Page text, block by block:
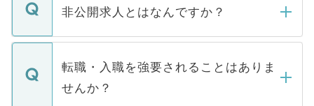
登録内容を確認し、その後メールもしくは
ます。通常、5営業日以内にはご連絡をせて
いただきますので、しばらくお待ちくださ
い。
非公開求人とはなんですか？
マイナビDOCTORで取り扱っている求人の
うち約3割は、Webサイトからご覧いただ
けない「非公開求人」です。非公開求人は
下記の理由によって、一般には公開してい
転職・入職を強要されることはありま
せんか？